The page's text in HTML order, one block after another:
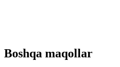
Boshqa maqollar